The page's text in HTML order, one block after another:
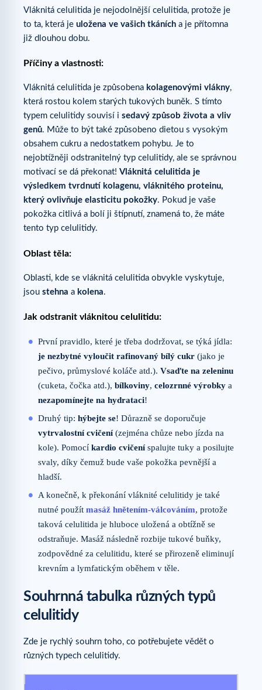
Vláknitá celulitida je nejodolnější celulitida, protože je
to ta, která je uložena ve vašich tkáních a je přítomna
již dlouhou dobu.
Příčiny a vlastnosti:
Vláknitá celulitida je způsobena kolagenovými vlákny,
která rostou kolem starých tukových buněk. S tímto
typem celulitidy souvisí i sedavý způsob života a vliv
genů. Může to být také způsobeno dietou s vysokým
obsahem cukru a nedostatkem pohybu. Je to
nejobtížněji odstranitelný typ celulitidy, ale se správnou
motivací se dá překonat! Vláknitá celulitida je
výsledkem tvrdnutí kolagenu, vláknitého proteinu,
který ovlivňuje elasticitu pokožky. Pokud je vaše
pokožka citlivá a bolí ji štípnutí, znamená to, že máte
tento typ celulitidy.
Oblast těla:
Oblasti, kde se vláknitá celulitida obvykle vyskytuje,
jsou stehna a kolena.
Jak odstranit vláknitou celulitidu:
První pravidlo, které je třeba dodržovat, se týká jídla:
je nezbytné vyloučit rafinovaný bílý cukr (jako je
pečivo, průmyslové koláče atd.). Vsaďte na zeleninu
(cuketa, čočka atd.), bílkoviny, celozrnné výrobky a
nezapomínejte na hydrataci!
Druhý tip: hýbejte se! Důrazně se doporučuje
vytrvalostní cvičení(zejména chůze nebo jízda na
kole). Pomocí kardio cvičeníspalujte tuky a posilujte
svaly, díky čemuž bude vaše pokožka pevnější a
hladší.
A konečně, k překonání vláknité celulitidy je také
nutné použít masáž hnětením-válcováním, protože
taková celulitida je hluboce uložená a obtížně se
odstraňuje. Masáž následně rozbije tukové buňky,
zodpovědné za celulitidu, které se přirozeně eliminují
krevním a lymfatickým oběhem v těle.
Souhrnná tabulka různých typů
celulitidy
Zde je rychlý souhrn toho, co potřebujete vědět o
různých typech celulitidy.